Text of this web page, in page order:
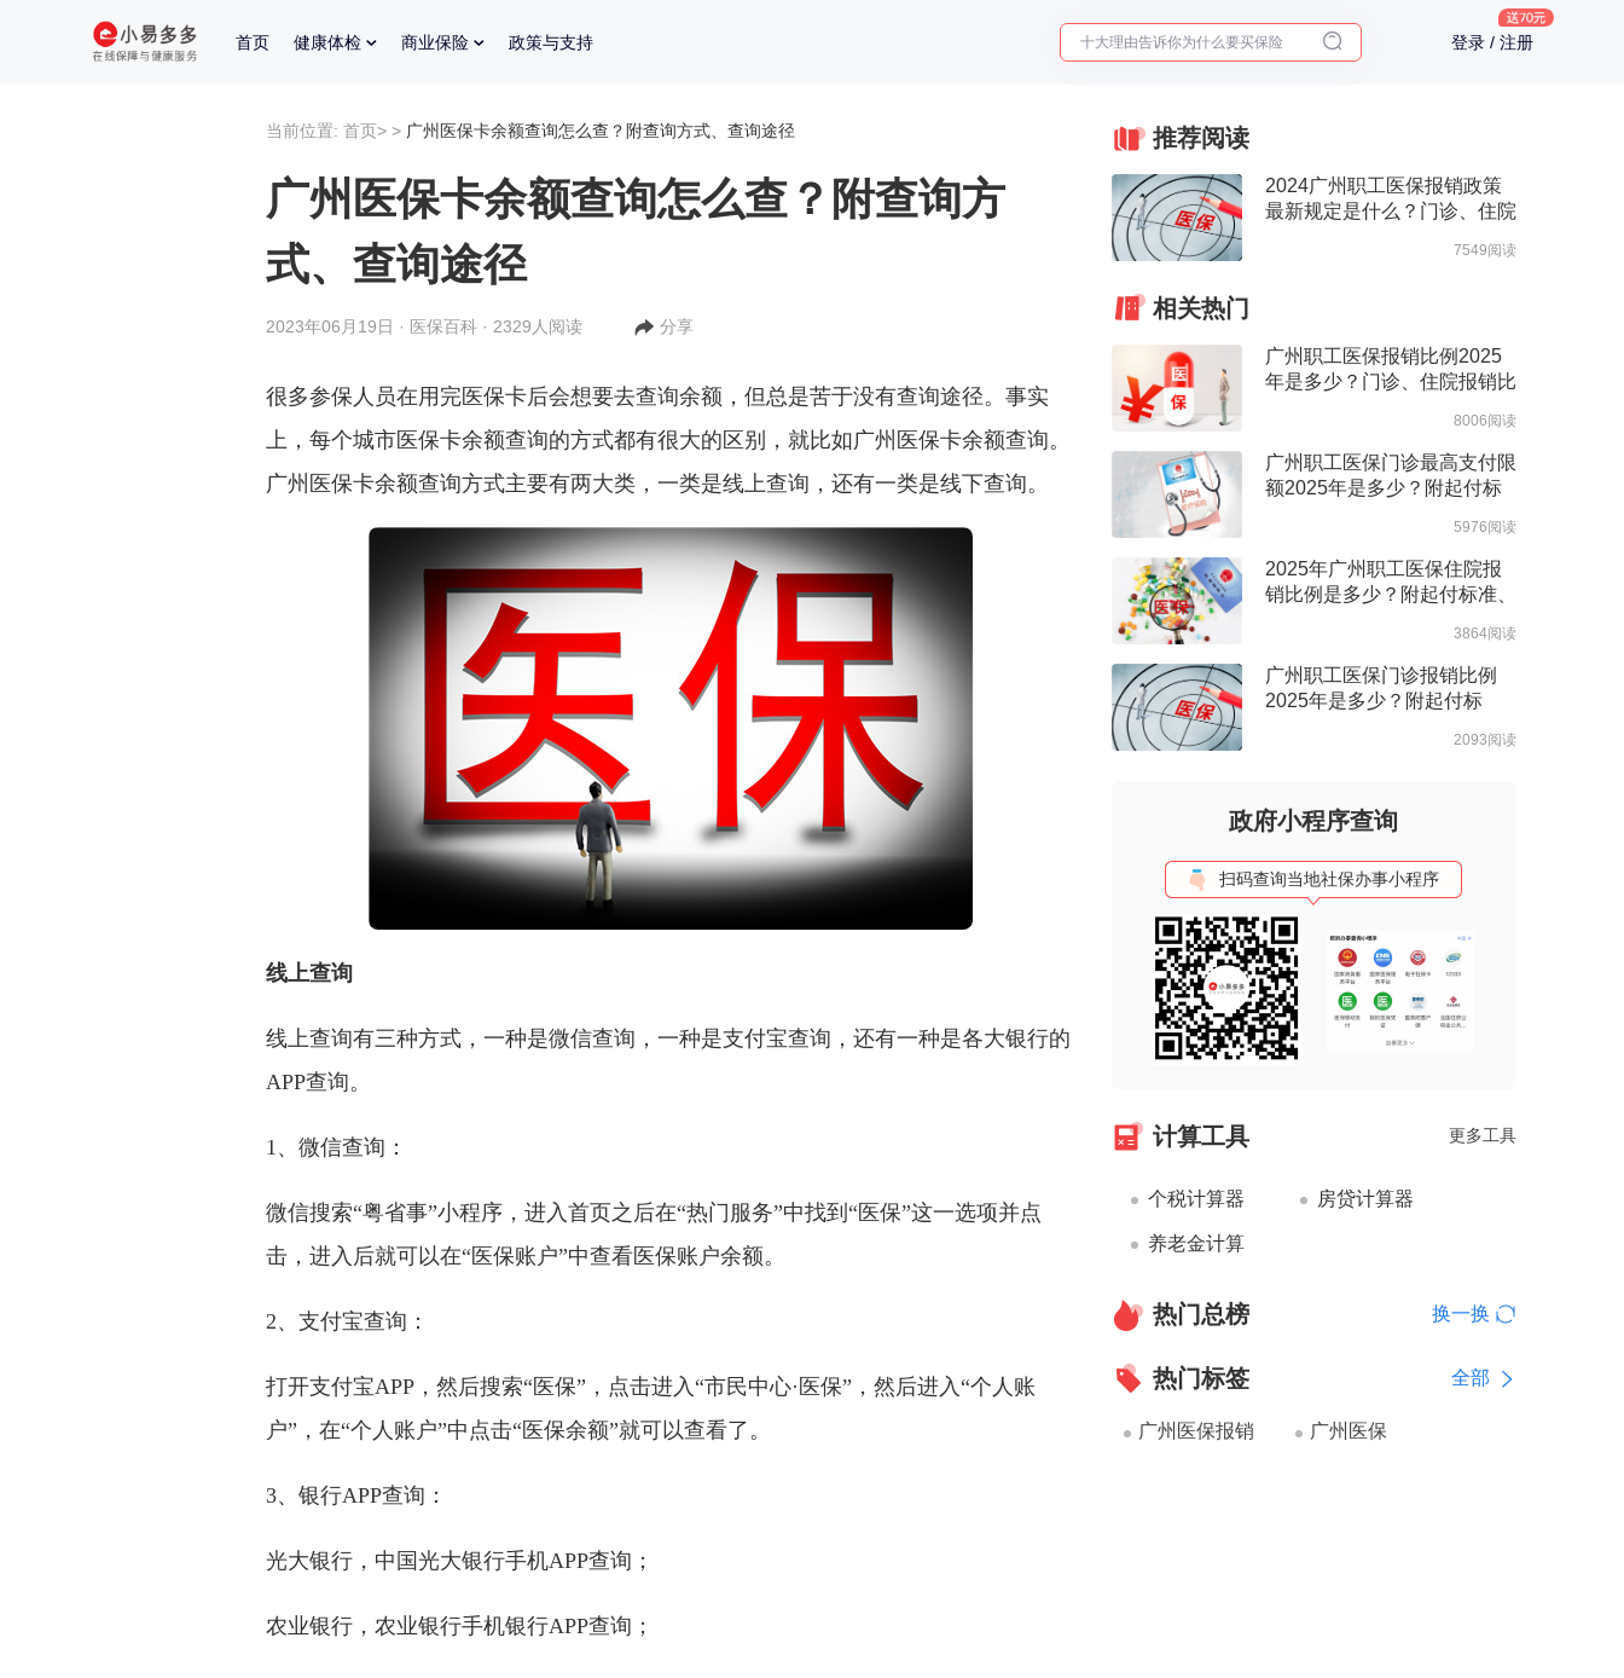
首页 健康体检 商业保险 政策与支持 入职体检在线预约 登录 / 注册
当前位置: 首页> > 广州医保卡余额查询怎么查？附查询方式、查询途径
广州医保卡余额查询怎么查？附查询方
式、查询途径
2023年06月19日 · 医保百科 · 2329人阅读 分享
很多参保人员在用完医保卡后会想要去查询余额，但总是苦于没有查询途径。事实
上，每个城市医保卡余额查询的方式都有很大的区别，就比如广州医保卡余额查询。
广州医保卡余额查询方式主要有两大类，一类是线上查询，还有一类是线下查询。
线上查询
线上查询有三种方式，一种是微信查询，一种是支付宝查询，还有一种是各大银行的
APP查询。
1、微信查询：
微信搜索“粤省事”小程序，进入首页之后在“热门服务”中找到“医保”这一选项并点
击，进入后就可以在“医保账户”中查看医保账户余额。
2、支付宝查询：
打开支付宝APP，然后搜索“医保”，点击进入“市民中心·医保”，然后进入“个人账
户”，在“个人账户”中点击“医保余额”就可以查看了。
3、银行APP查询：
光大银行，中国光大银行手机APP查询；
农业银行，农业银行手机银行APP查询；
推荐阅读
2024广州职工医保报销政策
最新规定是什么？门诊、住院
7549阅读
相关热门
广州职工医保报销比例2025
年是多少？门诊、住院报销比
8006阅读
广州职工医保门诊最高支付限
额2025年是多少？附起付标
5976阅读
2025年广州职工医保住院报
销比例是多少？附起付标准、
3864阅读
广州职工医保门诊报销比例
2025年是多少？附起付标
2093阅读
政府小程序查询
扫码查询当地社保办事小程序
计算工具 更多工具
个税计算器 房贷计算器
养老金计算
热门总榜 换一换
热门标签 全部
广州医保报销 广州医保